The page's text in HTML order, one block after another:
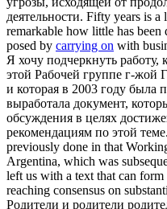
деятельности. Fifty years is a
remarkable how little has been
posed by carrying on with
Я хочу подчеркнуть работу,
этой Рабочей группе г-жой
и которая в 2003 году была
выработала документ,
обсуждения в целях
рекомендациям по этой теме.
previously done in that
Argentina, which was
left us with a text that can
reaching consensus on
Родители и родители